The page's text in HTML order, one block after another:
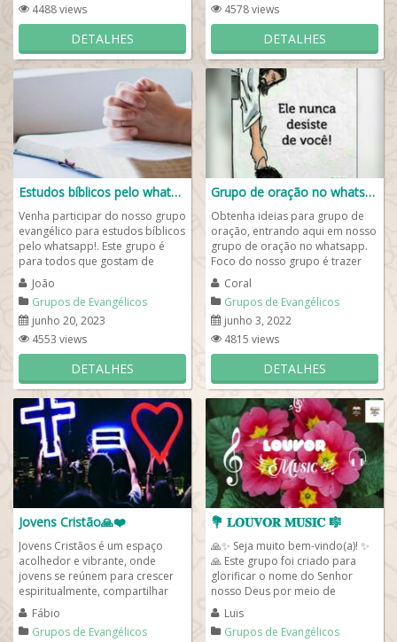
4488 views
DETALHES
4578 views
DETALHES
Estudos bíblicos pelo whatsapp
Venha participar do nosso grupo
evangélico para estudos bíblicos
pelo whatsapp!. Este grupo é
para todos que gostam de
receber frases e figurinhas da
bíblia...
João
Grupos de Evangélicos
junho 20, 2023
4553 views
DETALHES
Grupo de oração no whatsapp
Obtenha ideias para grupo de
oração, entrando aqui em nosso
grupo de oração no whatsapp.
Foco do nosso grupo é trazer
gente para crer e ter fé em
nosso...
Coral
Grupos de Evangélicos
junho 3, 2022
4815 views
DETALHES
Jovens Cristão🙏❤️
Jovens Cristãos é um espaço
acolhedor e vibrante, onde
jovens se reúnem para crescer
espiritualmente, compartilhar
suas jornadas de fé e inspirar
uns aos...
Fábio
Grupos de Evangélicos
💐 𝐋𝐎𝐔𝐕𝐎𝐑 𝐌𝐔𝐒𝐈𝐂 🎼
🙏✨ Seja muito bem-vindo(a)! ✨
🙏 Este grupo foi criado para
glorificar o nome do Senhor
nosso Deus por meio de
louvores e adoração a Jesus
Cristo...
Luis
Grupos de Evangélicos